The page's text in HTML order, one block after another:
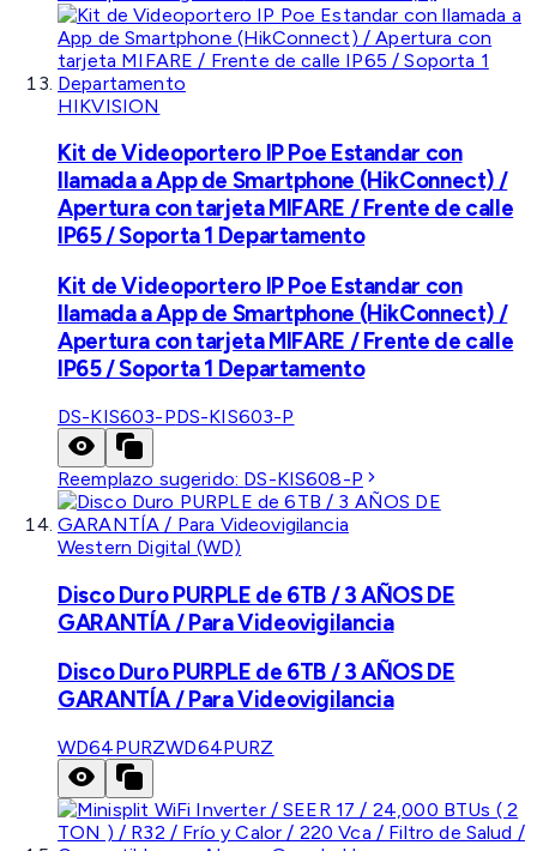
HIKVISION
Kit de Videoportero IP Poe Estandar con
llamada a App de Smartphone (HikConnect) /
Apertura con tarjeta MIFARE / Frente de calle
IP65 / Soporta 1 Departamento
Kit de Videoportero IP Poe Estandar con
llamada a App de Smartphone (HikConnect) /
Apertura con tarjeta MIFARE / Frente de calle
IP65 / Soporta 1 Departamento
DS-KIS603-PDS-KIS603-P
Reemplazo sugerido: DS-KIS608-P
Western Digital (WD)
Disco Duro PURPLE de 6TB / 3 AÑOS DE
GARANTÍA / Para Videovigilancia
Disco Duro PURPLE de 6TB / 3 AÑOS DE
GARANTÍA / Para Videovigilancia
WD64PURZWD64PURZ